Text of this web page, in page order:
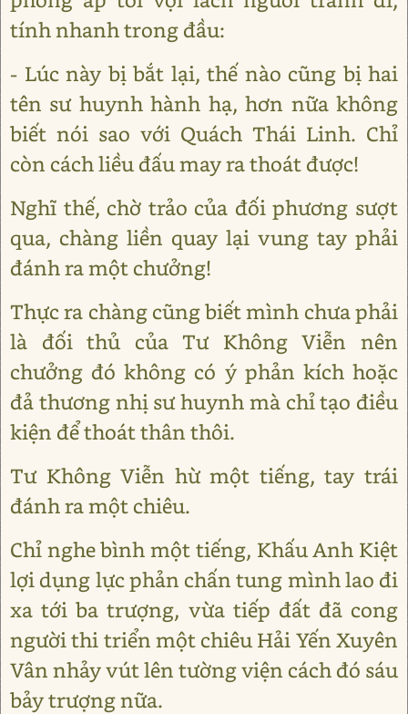
tính nhanh trong đầu:
- Lúc này bị bắt lại, thế nào cũng bị hai
tên sư huynh hành hạ, hơn nữa không
biết nói sao với Quách Thái Linh. Chỉ
còn cách liều đấu may ra thoát được!
Nghĩ thế, chờ trảo của đối phương sượt
qua, chàng liền quay lại vung tay phải
đánh ra một chưởng!
Thực ra chàng cũng biết mình chưa phải
là đối thủ của Tư Không Viễn nên
chưởng đó không có ý phản kích hoặc
đả thương nhị sư huynh mà chỉ tạo điều
kiện để thoát thân thôi.
Tư Không Viễn hừ một tiếng, tay trái
đánh ra một chiêu.
Chỉ nghe bình một tiếng, Khấu Anh Kiệt
lợi dụng lực phản chấn tung mình lao đi
xa tới ba trượng, vừa tiếp đất đã cong
người thi triển một chiêu Hải Yến Xuyên
Vân nhảy vút lên tường viện cách đó sáu
bảy trượng nữa.